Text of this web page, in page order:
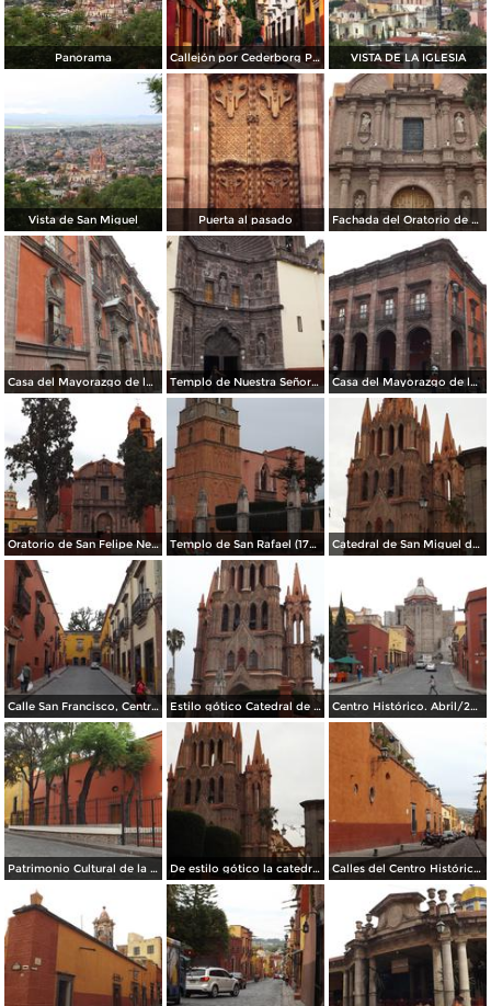
Panorama Callejón por Cederborg Photography VISTA DE LA IGLESIA
Vista de San Miguel Puerta al pasado Fachada del Oratorio de San Felipe Neri (1712). Abril/2014
Casa del Mayorazgo de la Canal, 1800. Abril/2014 Templo de Nuestra Señora de la Salud (1735). Abril/2014 Casa del Mayorazgo de la Canal (1800). Abril/2014
Oratorio de San Felipe Neri (1712). Abril/2014 Templo de San Rafael (1742). Abril/2014 Catedral de San Miguel de estilo gótico. Abril/2014
Calle San Francisco, Centro Histórico. Abril/2014 Estilo gótico Catedral de San Miguel. Abril/2014 Centro Histórico. Abril/2014
Patrimonio Cultural de la Humanidad. Abril/2014 De estilo gótico la catedral de San miguel. Abril/2014 Calles del Centro Histórico. Abril/2014